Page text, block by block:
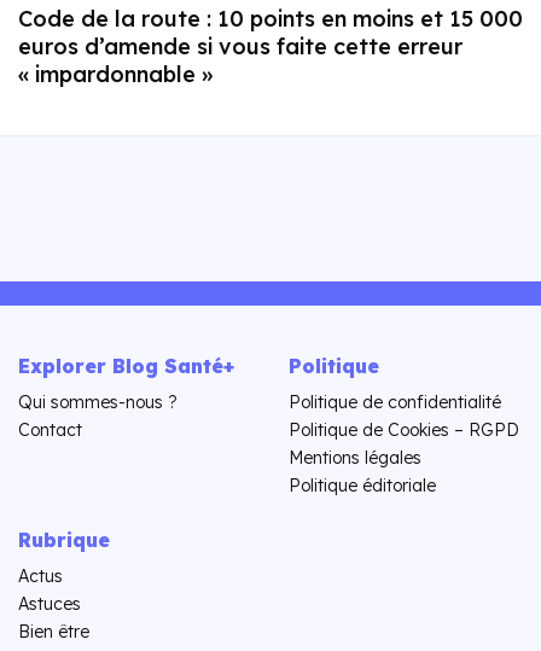
Code de la route : 10 points en moins et 15 000
euros d’amende si vous faite cette erreur
« impardonnable »
Explorer Blog Santé+
Qui sommes-nous ?
Contact
Politique
Politique de confidentialité
Politique de Cookies – RGPD
Mentions légales
Politique éditoriale
Rubrique
Actus
Astuces
Bien être